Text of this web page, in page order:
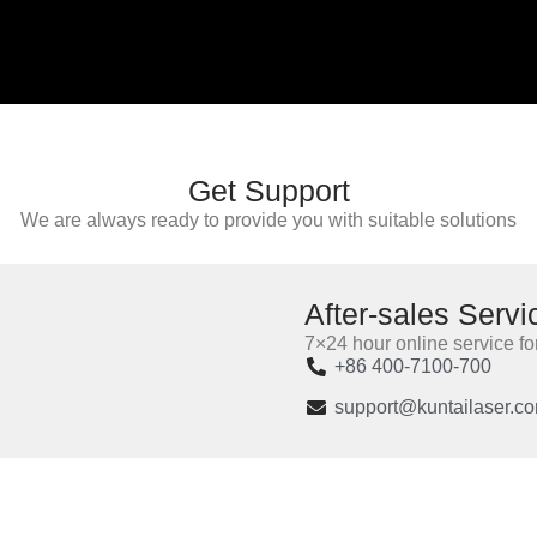
Get Support
We are always ready to provide you with suitable solutions
After-sales
7×24 hour online service
+86 400-7100-700